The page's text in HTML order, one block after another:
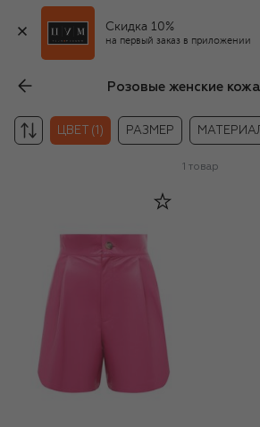
Скидка 10%
на первый заказ в приложении
ЦВЕТ (1) РАЗМЕР МАТЕРИАЛ
1 товар